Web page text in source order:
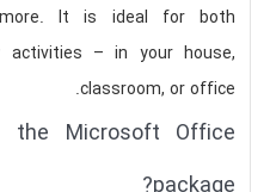
more. It is ideal for both
activities – in your house,
classroom, or office.
Microsoft Office